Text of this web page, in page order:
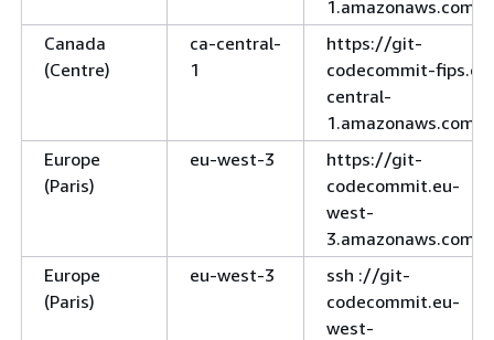
1.amazonaws.com
Canada
(Centre)
ca-central-
1
https://git-
codecommit-
central-
1.amazonaws.com
Europe
(Paris)
eu-west-3
https://git-
codecommit.eu-
west-
3.amazonaws.com
Europe
(Paris)
eu-west-3
ssh ://git-
codecommit.eu-
west-